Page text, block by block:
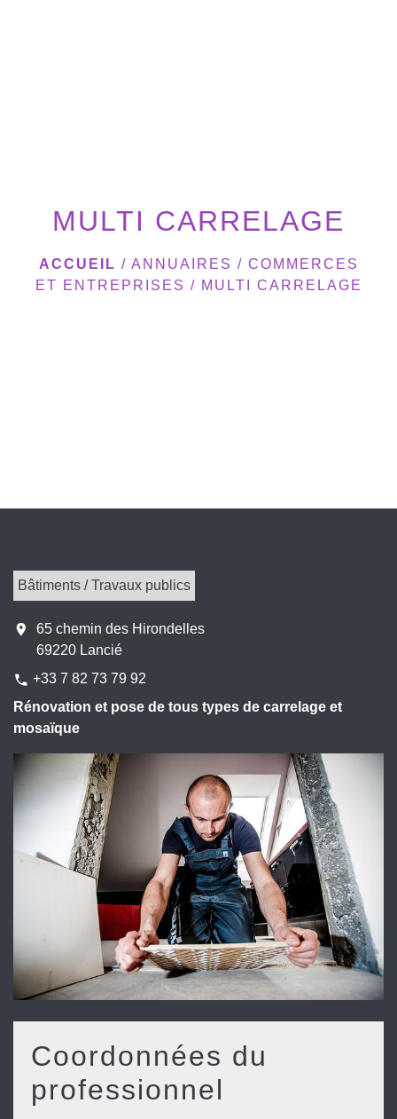
MULTI CARRELAGE
ACCUEIL / ANNUAIRES / COMMERCES
ET ENTREPRISES / MULTI CARRELAGE
Bâtiments / Travaux publics
location_on
65 chemin des Hirondelles
69220 Lancié
phone +33 7 82 73 79 92
Rénovation et pose de tous types de carrelage et
mosaïque
Coordonnées du
professionnel